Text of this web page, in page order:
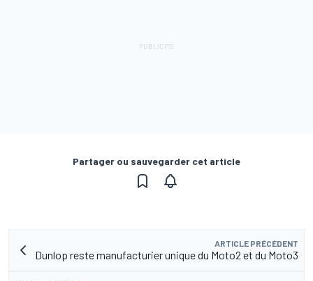
Partager ou sauvegarder cet article
ARTICLE PRÉCÉDENT
Dunlop reste manufacturier unique du Moto2 et du Moto3